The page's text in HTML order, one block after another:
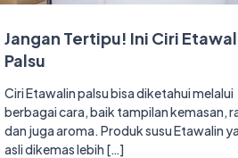
Jangan Tertipu! Ini Ciri
Palsu
Ciri Etawalin palsu bisa diketahui melalui
berbagai cara, baik tampilan kemasan,
dan juga aroma. Produk susu Etawalin
asli dikemas lebih […]